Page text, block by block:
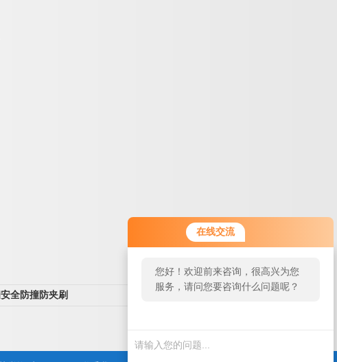
在线交流
您好！欢迎前来咨询，很高兴为您
服务，请问您要咨询什么问题呢？
全防撞防夹刷